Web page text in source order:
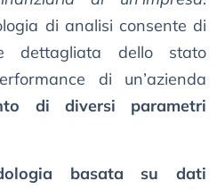
di analisi consente di
dettagliata dello stato
di un’azienda
di diversi parametri
basata su dati